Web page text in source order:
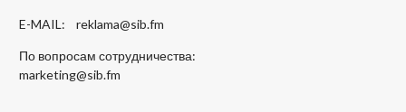
E-MAIL: reklama@sib.fm
По вопросам сотрудничества:
marketing@sib.fm